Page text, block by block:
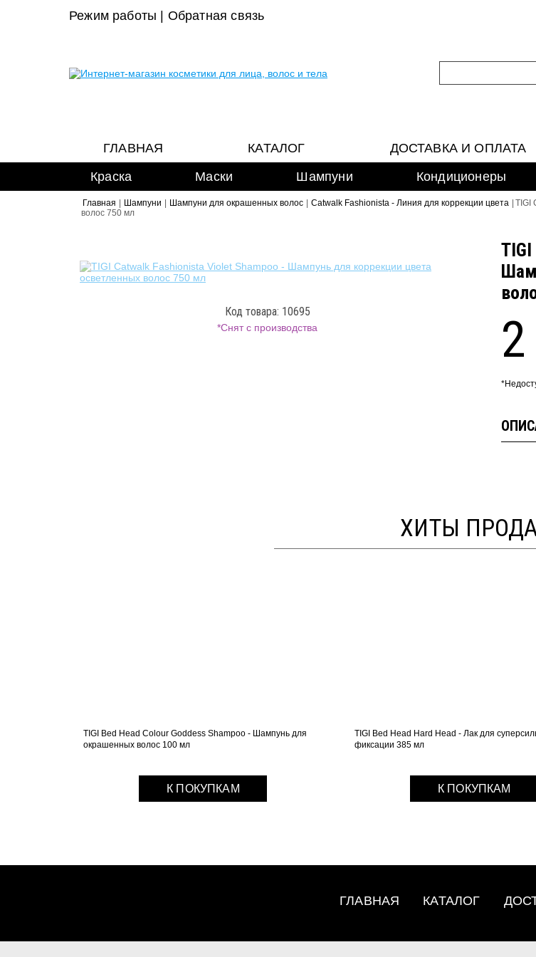
Режим работы Обратная связь
ГЛАВНАЯ КАТАЛОГ ДОСТАВКА И ОПЛАТА
Краска
Маски Шампуни Кондиционеры
Главная Шампуни Шампуни для окрашенных волос Catwalk Fashionista - Линия для коррекции цвета
TIGI
волос 750 мл
Код товара: 10695
*Снят с производства
ХИТЫ
TIGI Bed Head Colour Goddess Shampoo - Шампунь для
окрашенных волос 100 мл
К ПОКУПКАМ
TIGI Bed Head Hard Head - Лак для
фиксации 385 мл
К ПОКУПКАМ
ГЛАВНАЯ КАТАЛОГ